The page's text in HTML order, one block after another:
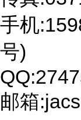
手机
号)
邮箱